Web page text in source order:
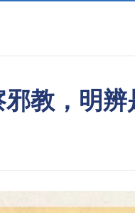
教，明辨